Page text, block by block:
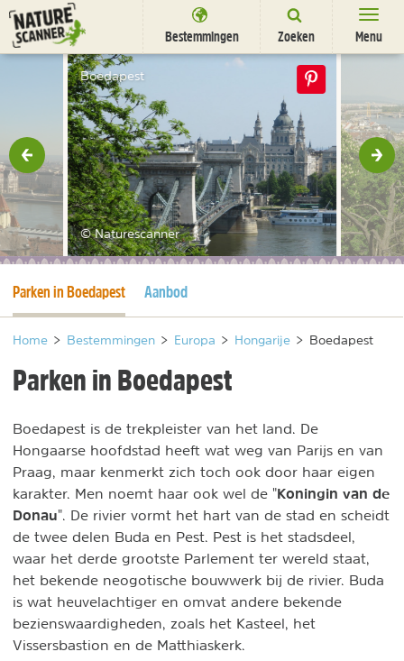
Ga
naar
content
Bestemmingen Zoeken Menu
Bestemmingen
Overnachten
Activiteiten
Natuurparken
Dieren
Nieuwsbrief
Boedapest
© Naturescanner
Huidige pagina
Parken in Boedapest Aanbod
Home > Bestemmingen > Europa > Hongarije > Boedapest
Parken in Boedapest
Boedapest is de trekpleister van het land. De
Hongaarse hoofdstad heeft wat weg van Parijs en van
Praag, maar kenmerkt zich toch ook door haar eigen
karakter. Men noemt haar ook wel de "Koningin van de
Donau". De rivier vormt het hart van de stad en scheidt
de twee delen Buda en Pest. Pest is het stadsdeel,
waar het derde grootste Parlement ter wereld staat,
het bekende neogotische bouwwerk bij de rivier. Buda
is wat heuvelachtiger en omvat andere bekende
bezienswaardigheden, zoals het Kasteel, het
Vissersbastion en de Matthiaskerk.